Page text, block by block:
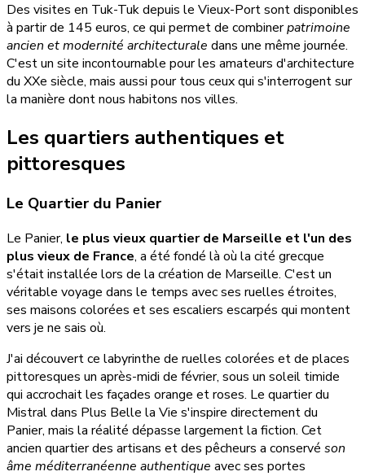
Des visites en Tuk-Tuk depuis le Vieux-Port sont disponibles
à partir de 145 euros, ce qui permet de combinerpatrimoine
ancien et modernité architecturale dans une même journée.
C'est un site incontournable pour les amateurs d'architecture
du XXe siècle, mais aussi pour tous ceux qui s'interrogent sur
la manière dont nous habitons nos villes.
Les quartiers authentiques et
pittoresques
Le Quartier du Panier
Le Panier, le plus vieux quartier de Marseille et l'un des
plus vieux de France, a été fondé là où la cité grecque
s'était installée lors de la création de Marseille. C'est un
véritable voyage dans le temps avec ses ruelles étroites,
ses maisons colorées et ses escaliers escarpés qui montent
vers je ne sais où.
J'ai découvert ce labyrinthe de ruelles colorées et de places
pittoresques un après-midi de février, sous un soleil timide
qui accrochait les façades orange et roses. Le quartier du
Mistral dans Plus Belle la Vie s'inspire directement du
Panier, mais la réalité dépasse largement la fiction. Cet
ancien quartier des artisans et des pêcheurs a conservé son
âme méditerranéenne authentique avec ses portes